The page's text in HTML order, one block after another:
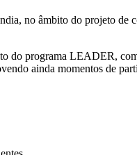
no âmbito do projeto de
do programa LEADER,
ainda momentos de